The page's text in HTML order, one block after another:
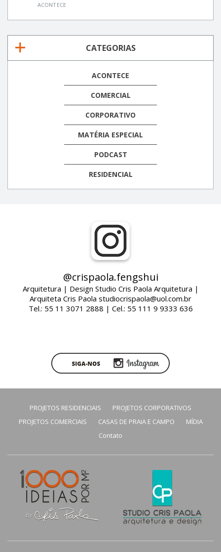
ACONTECE
CATEGORIAS
ACONTECE
COMERCIAL
CORPORATIVO
MATÉRIA ESPECIAL
PODCAST
RESIDENCIAL
@crispaola.fengshui
Arquitetura | Design Studio Cris Paola Arquitetura |
Arquiteta Cris Paola studiocrispaola@uol.com.br
Tel.: 55 11 3071 2888 | Cel.: 55 111 9 9333 636
PROJETOS RESIDENCIAIS
PROJETOS CORPORATIVOS
PROJETOS COMERCIAIS
CASAS DE PRAIA E CAMPO
MÍDIA
Contato